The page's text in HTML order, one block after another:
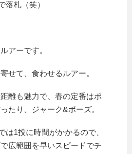
落札（笑）
アーです。
せて、食わせるルアー。
離も魅力で、春の定番はポ
たり、ジャーク&ポーズ。
は1投に時間がかかるので、
広範囲を早いスピードでチ